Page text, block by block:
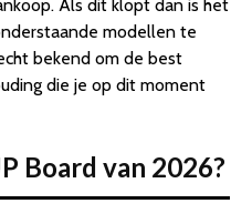
Als dit klopt dan is het
modellen te
bekend om de best
die je op dit moment
Board van 2026?